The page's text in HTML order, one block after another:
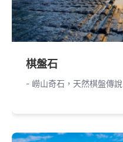
棋盤石
- 嶗山奇石，天然棋盤傳說